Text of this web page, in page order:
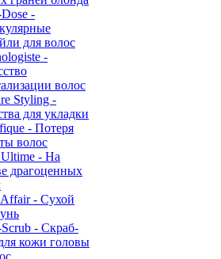
-
для волос
-
волос
Styling -
для укладки
- Потеря
волос
- На
драгоценных
Affair - Сухой
- Скраб-
кожи головы